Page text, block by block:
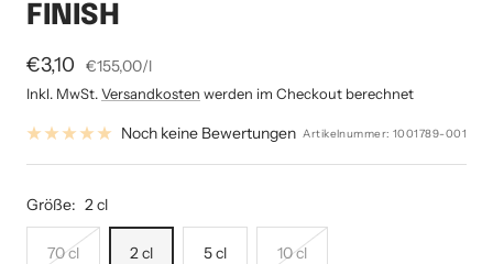
FINISH
Angebotspreis
€3,10 €155,00/l
Inkl. MwSt.Versandkosten werden im Checkout berechnet
Noch keine Bewertungen Artikelnummer:1001789-001
Größe: 2 cl
70 cl 2 cl 5 cl 10 cl